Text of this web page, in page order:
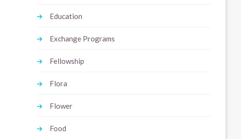
Education
Exchange Programs
Fellowship
Flora
Flower
Food